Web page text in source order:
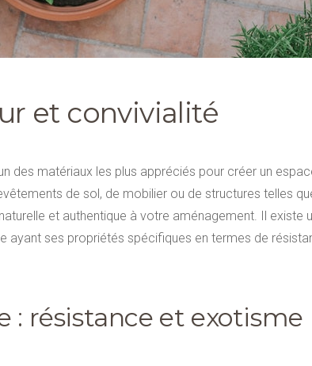
et convivialité
des matériaux les plus appréciés pour créer un
de sol, de mobilier ou de structures telles
et authentique à votre aménagement. Il existe
ayant ses propriétés spécifiques en termes de
: résistance et exotisme